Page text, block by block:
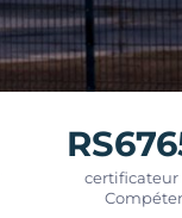
certificateur